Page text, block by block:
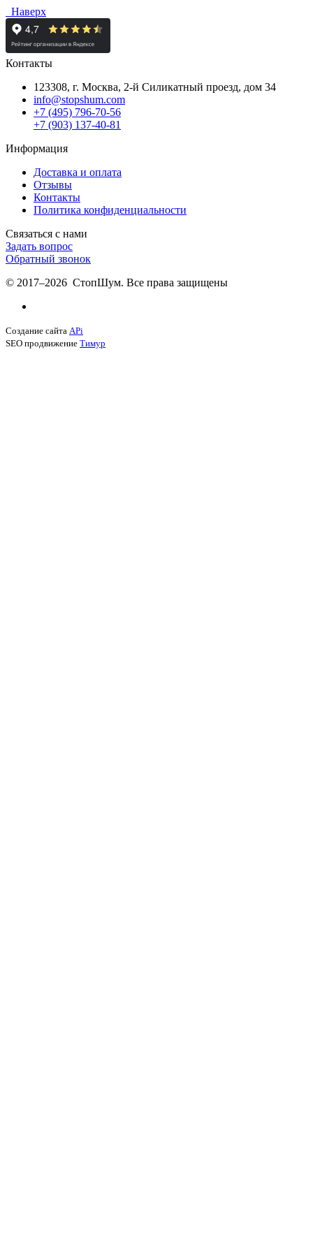
Наверх
Контакты
123308, г. Москва, 2-й Силикатный проезд, дом 34
info@stopshum.com
+7 (495) 796-70-56
+7 (903) 137-40-81
Информация
Доставка и оплата
Отзывы
Контакты
Политика конфиденциальности
Связаться с нами
Задать вопрос
Обратный звонок
© 2017–2026 СтопШум. Все права защищены
Создание сайта APi
SEO продвижение Тимур